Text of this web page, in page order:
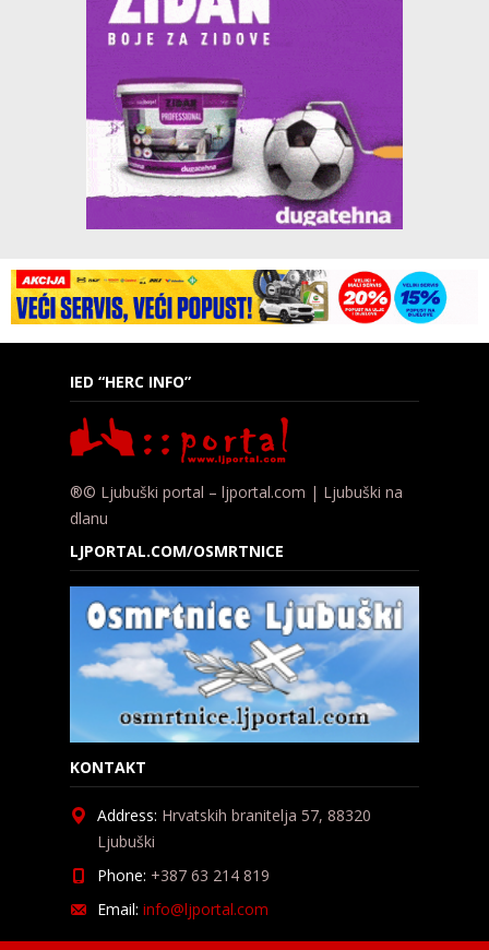
IED “HERC INFO”
®© Ljubuški portal – ljportal.com | Ljubuški na
dlanu
LJPORTAL.COM/OSMRTNICE
KONTAKT
Address: Hrvatskih branitelja 57, 88320
Ljubuški
Phone: +387 63 214 819
Email: info@ljportal.com